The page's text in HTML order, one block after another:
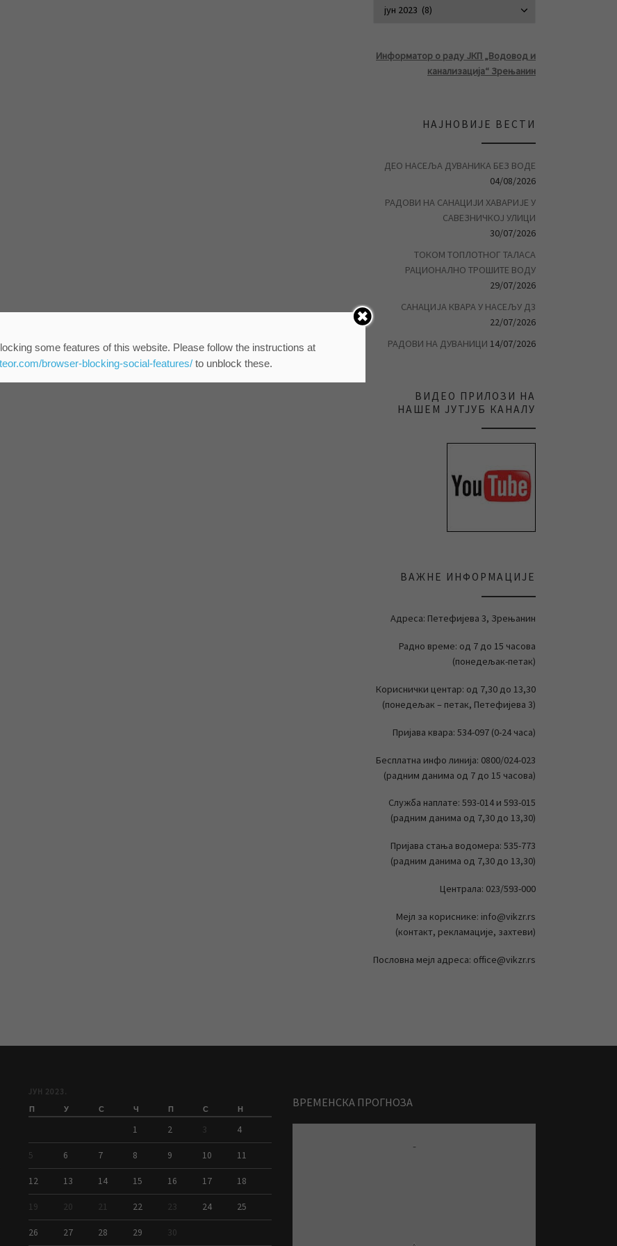
Информатор о раду ЈКП „Водовод и
канализација“ Зрењанин
НАЈНОВИЈЕ ВЕСТИ
ДЕО НАСЕЉА ДУВАНИКА БЕЗ ВОДЕ
04/08/2026
РАДОВИ НА САНАЦИЈИ ХАВАРИЈЕ У
САВЕЗНИЧКОЈ УЛИЦИ
30/07/2026
ТОКОМ ТОПЛОТНОГ ТАЛАСА
РАЦИОНАЛНО ТРОШИТЕ ВОДУ
29/07/2026
САНАЦИЈА КВАРА У НАСЕЉУ Д3
22/07/2026
РАДОВИ НА ДУВАНИЦИ 14/07/2026
ВИДЕО ПРИЛОЗИ НА
НАШЕМ ЈУТЈУБ КАНАЛУ
ВАЖНЕ ИНФОРМАЦИЈЕ
Адреса: Петефијева 3, Зрењанин
Радно време: од 7 до 15 часова
(понедељак-петак)
Кориснички центар: од 7,30 до 13,30
(понедељак – петак, Петефијева 3)
Пријава квара: 534-097 (0-24 часа)
Бесплатна инфо линија: 0800/024-023
(радним данима од 7 до 15 часова)
Служба наплате: 593-014 и 593-015
(радним данима од 7,30 до 13,30)
Пријава стања водомера: 535-773
(радним данима од 7,30 до 13,30)
Централа: 023/593-000
Мејл за кориснике: info@vikzr.rs
(контакт, рекламације, захтеви)
Пословна мејл адреса: office@vikzr.rs
ЈУН 2023.
П У С Ч П С Н
1 2 3 4
5 6 7 8 9 10 11
12 13 14 15 16 17 18
19 20 21 22 23 24 25
26 27 28 29 30
ВРЕМЕНСКА ПРОГНОЗА
-
some features of this website. Please follow the instructions at
browser-blocking-social-features/to unblock these.